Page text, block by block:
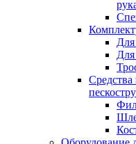
Для
Для